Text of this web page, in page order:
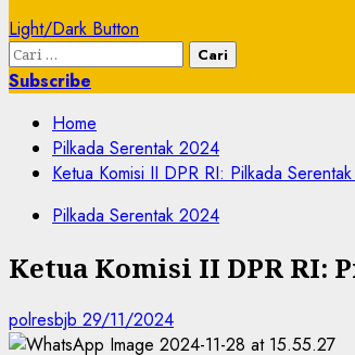
Light/Dark Button
Cari
untuk:
Subscribe
Home
Pilkada Serentak 2024
Ketua Komisi II DPR RI: Pilkada
Pilkada Serentak 2024
Ketua Komisi II DPR RI:
polresbjb 29/11/2024